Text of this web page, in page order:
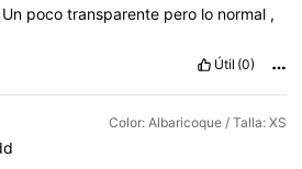
Un pocotransparente pero lo normal ,
Útil (0)
Color: Albaricoque / Talla: XS